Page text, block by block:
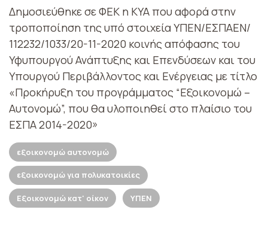
Δημοσιεύθηκε σε ΦΕΚ η ΚΥΑ που αφορά στην
τροποποίηση της υπό στοιχεία ΥΠΕΝ/ΕΣΠΑΕΝ/
112232/1033/20-11-2020 κοινής απόφασης του
Υφυπουργού Ανάπτυξης και Επενδύσεων και του
Υπουργού Περιβάλλοντος και Ενέργειας με τίτλο
«Προκήρυξη του προγράμματος “Εξοικονομώ –
Αυτονομώ”, που θα υλοποιηθεί στο πλαίσιο του
ΕΣΠΑ 2014-2020»
εξοικονομώ αυτονομώ
εξοικονομώ για πολυκατοικίες
Εξοικονομώ κατ' οίκον ΥΠΕΝ